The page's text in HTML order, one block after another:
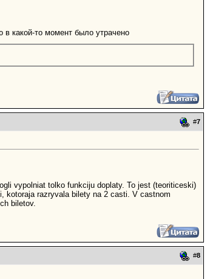
какой-то момент было утрачено
#7
vypolniat tolko funkciju doplaty. To jest (teoriticeski)
kotoraja razryvala bilety na 2 casti. V castnom
biletov.
#8